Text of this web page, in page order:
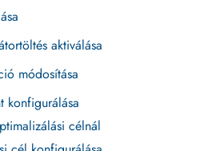
aktiválása
módosítása
konfigurálása
célnál